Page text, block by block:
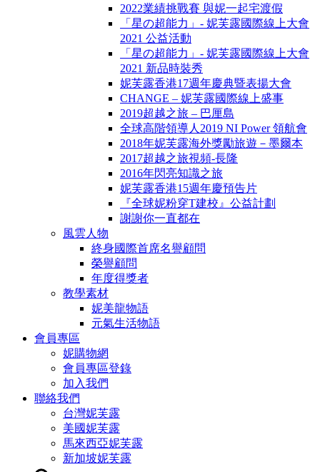
2022業績挑戰賽 與妮一起宅渡假
「星の超能力」- 妮芙露國際線上大會
2021 公益活動
「星の超能力」- 妮芙露國際線上大會
2021 新品時裝秀
妮芙露香港17週年慶典暨表揚大會
CHANGE – 妮芙露國際線上盛事
2019超越之旅 – 巴厘島
全球高階領導人2019 NI Power 領航會
2018年妮芙露海外獎勵旅遊－墨爾本
2017超越之旅視頻-長隆
2016年閃亮知識之旅
妮芙露香港15週年慶預告片
『全球妮粉穿T建校』公益計劃
謝謝你一直都在
風雲人物
終身國際首席名譽顧問
榮譽顧問
年度得獎者
教學素材
妮美龍物語
元氣生活物語
會員專區
妮購物網
會員專區登錄
加入我們
聯絡我們
台灣妮芙露
美國妮芙露
馬來西亞妮芙露
新加坡妮芙露